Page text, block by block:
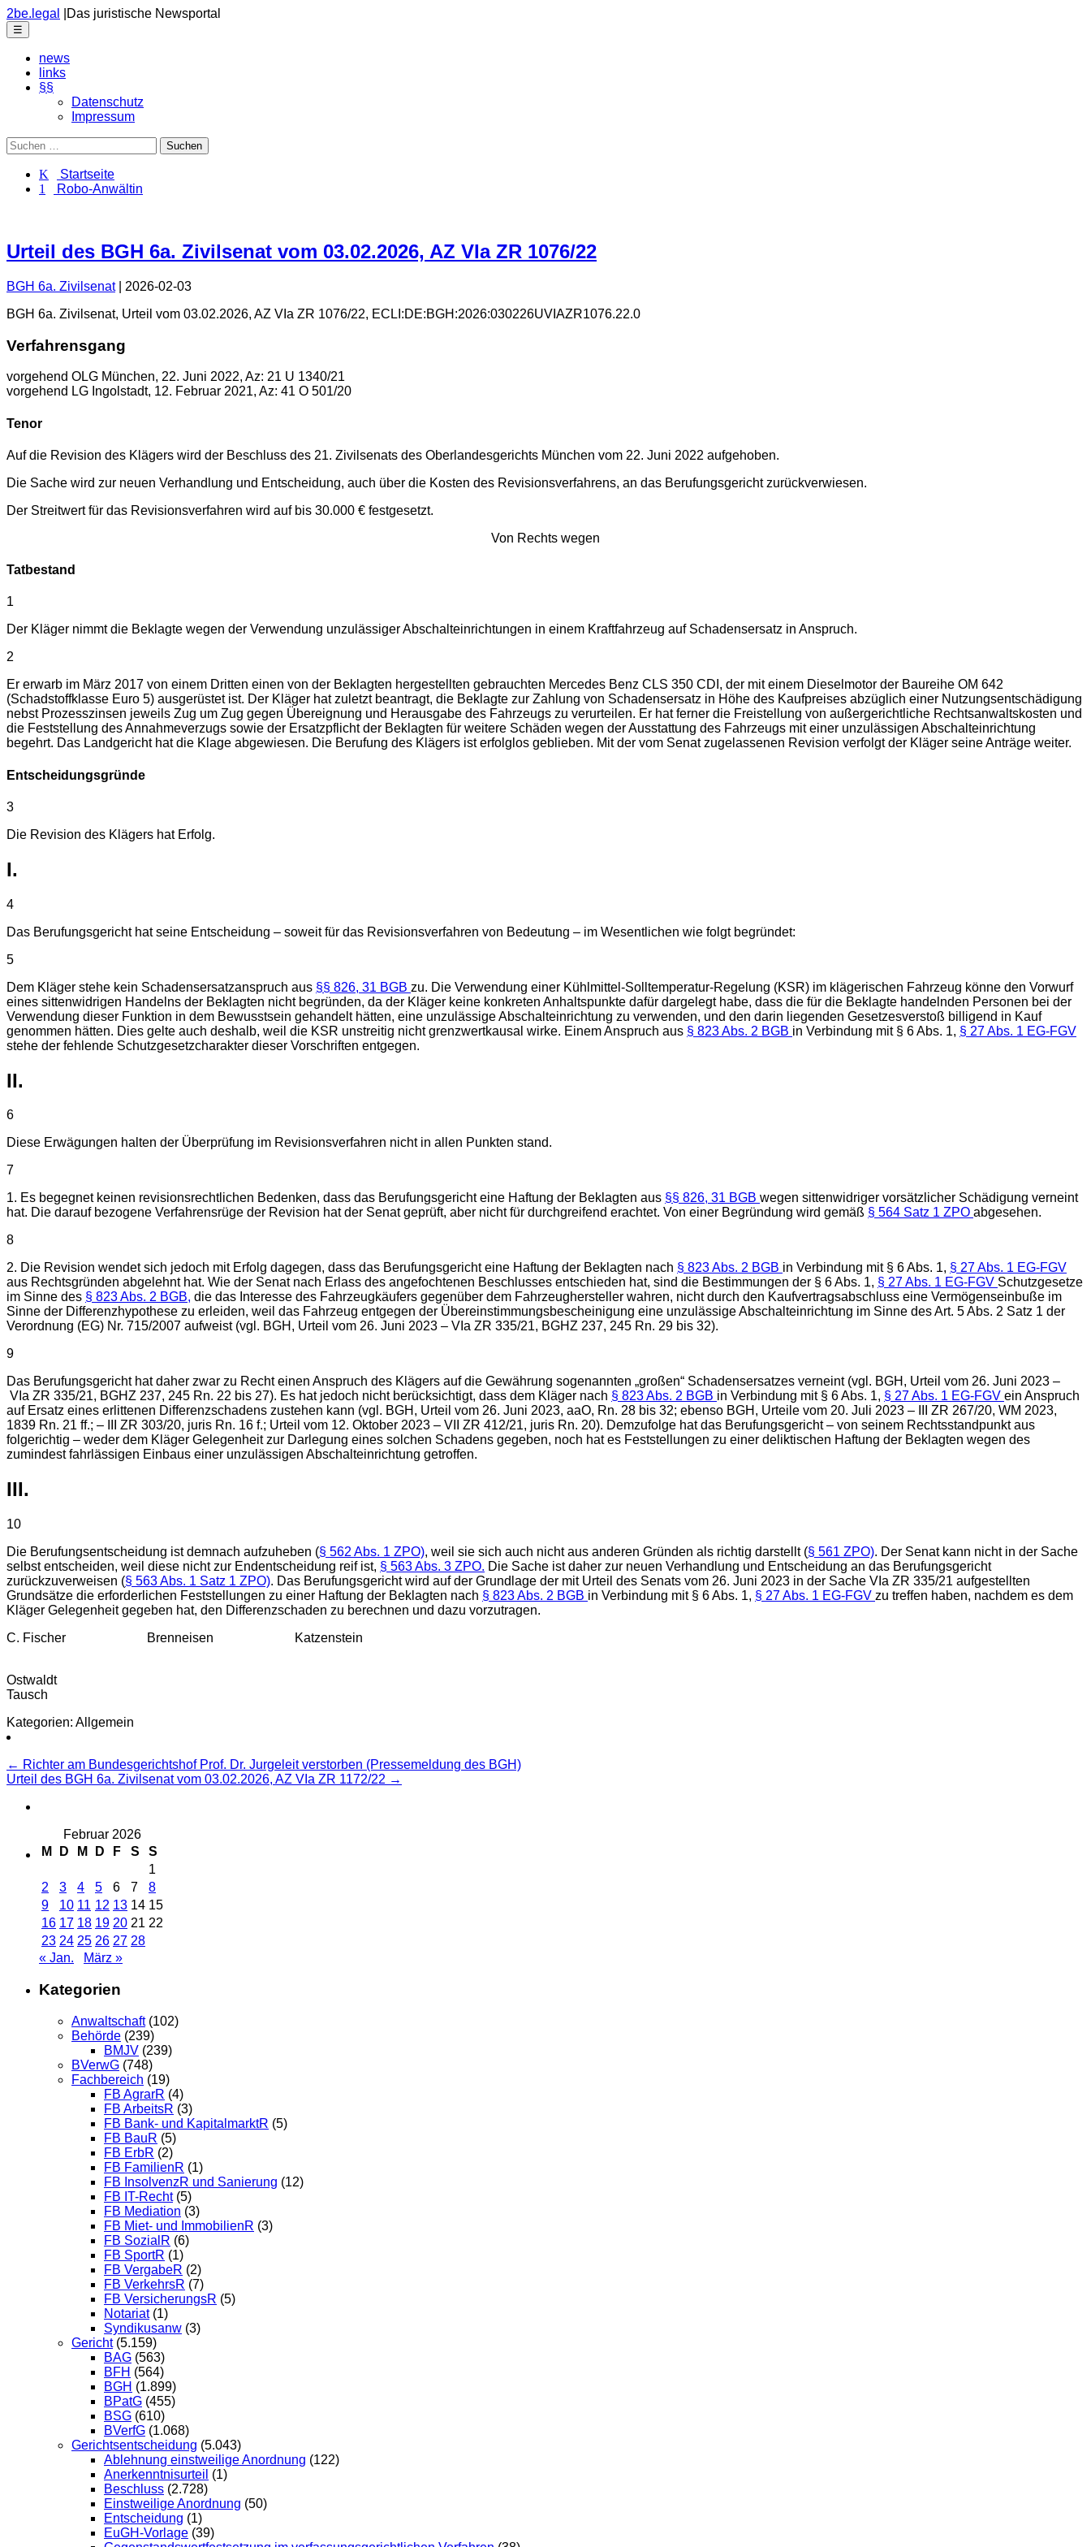
Skip
to
the
content
2be.legal Das juristische Newsportal
☰
news
links
§§
Datenschutz
Impressum
Suchen
nach:
K Startseite
1 Robo-Anwältin
Urteil des BGH 6a. Zivilsenat vom 03.02.2026, AZ VIa ZR 1076/22
BGH 6a. Zivilsenat
2026-02-03
BGH 6a. Zivilsenat, Urteil vom 03.02.2026, AZ VIa ZR 1076/22, ECLI:DE:BGH:2026:030226UVIAZR1076.22.0
Verfahrensgang
vorgehend OLG München, 22. Juni 2022, Az: 21 U 1340/21
vorgehend LG Ingolstadt, 12. Februar 2021, Az: 41 O 501/20
Tenor
Auf die Revision des Klägers wird der Beschluss des 21. Zivilsenats des Oberlandesgerichts München vom 22. Juni 2022 aufgehoben.
Die Sache wird zur neuen Verhandlung und Entscheidung, auch über die Kosten des Revisionsverfahrens, an das Berufungsgericht zurückverwiesen.
Der Streitwert für das Revisionsverfahren wird auf bis 30.000 € festgesetzt.
Von Rechts wegen
Tatbestand
1
Der Kläger nimmt die Beklagte wegen der Verwendung unzulässiger Abschalteinrichtungen in einem Kraftfahrzeug auf Schadensersatz in Anspruch.
2
Er erwarb im März 2017 von einem Dritten einen von der Beklagten hergestellten gebrauchten Mercedes Benz CLS 350 CDI, der mit einem Dieselmotor der Baureihe OM 642
(Schadstoffklasse Euro 5) ausgerüstet ist. Der Kläger hat zuletzt beantragt, die Beklagte zur Zahlung von Schadensersatz in Höhe des Kaufpreises abzüglich einer Nutzungsentschädigung
nebst Prozesszinsen jeweils Zug um Zug gegen Übereignung und Herausgabe des Fahrzeugs zu verurteilen. Er hat ferner die Freistellung von außergerichtliche Rechtsanwaltskosten und
die Feststellung des Annahmeverzugs sowie der Ersatzpflicht der Beklagten für weitere Schäden wegen der Ausstattung des Fahrzeugs mit einer unzulässigen Abschalteinrichtung
begehrt. Das Landgericht hat die Klage abgewiesen. Die Berufung des Klägers ist erfolglos geblieben. Mit der vom Senat zugelassenen Revision verfolgt der Kläger seine Anträge weiter.
Entscheidungsgründe
3
Die Revision des Klägers hat Erfolg.
I.
4
Das Berufungsgericht hat seine Entscheidung – soweit für das Revisionsverfahren von Bedeutung – im Wesentlichen wie folgt begründet:
5
Dem Kläger stehe kein Schadensersatzanspruch aus §§ 826, 31 BGB zu. Die Verwendung einer Kühlmittel-Solltemperatur-Regelung (KSR) im klägerischen Fahrzeug könne den Vorwurf
eines sittenwidrigen Handelns der Beklagten nicht begründen, da der Kläger keine konkreten Anhaltspunkte dafür dargelegt habe, dass die für die Beklagte handelnden Personen bei der
Verwendung dieser Funktion in dem Bewusstsein gehandelt hätten, eine unzulässige Abschalteinrichtung zu verwenden, und den darin liegenden Gesetzesverstoß billigend in Kauf
genommen hätten. Dies gelte auch deshalb, weil die KSR unstreitig nicht grenzwertkausal wirke. Einem Anspruch aus § 823 Abs. 2 BGB in Verbindung mit § 6 Abs. 1, § 27 Abs. 1 EG-FGV
stehe der fehlende Schutzgesetzcharakter dieser Vorschriften entgegen.
II.
6
Diese Erwägungen halten der Überprüfung im Revisionsverfahren nicht in allen Punkten stand.
7
1. Es begegnet keinen revisionsrechtlichen Bedenken, dass das Berufungsgericht eine Haftung der Beklagten aus §§ 826, 31 BGB wegen sittenwidriger vorsätzlicher Schädigung verneint
hat. Die darauf bezogene Verfahrensrüge der Revision hat der Senat geprüft, aber nicht für durchgreifend erachtet. Von einer Begründung wird gemäß § 564 Satz 1 ZPO abgesehen.
8
2. Die Revision wendet sich jedoch mit Erfolg dagegen, dass das Berufungsgericht eine Haftung der Beklagten nach § 823 Abs. 2 BGB in Verbindung mit § 6 Abs. 1, § 27 Abs. 1 EG-FGV
aus Rechtsgründen abgelehnt hat. Wie der Senat nach Erlass des angefochtenen Beschlusses entschieden hat, sind die Bestimmungen der § 6 Abs. 1, § 27 Abs. 1 EG-FGV Schutzgesetze
im Sinne des § 823 Abs. 2 BGB, die das Interesse des Fahrzeugkäufers gegenüber dem Fahrzeughersteller wahren, nicht durch den Kaufvertragsabschluss eine Vermögenseinbuße im
Sinne der Differenzhypothese zu erleiden, weil das Fahrzeug entgegen der Übereinstimmungsbescheinigung eine unzulässige Abschalteinrichtung im Sinne des Art. 5 Abs. 2 Satz 1 der
Verordnung (EG) Nr. 715/2007 aufweist (vgl. BGH, Urteil vom 26. Juni 2023 – VIa ZR 335/21, BGHZ 237, 245 Rn. 29 bis 32).
9
Das Berufungsgericht hat daher zwar zu Recht einen Anspruch des Klägers auf die Gewährung sogenannten „großen“ Schadensersatzes verneint (vgl. BGH, Urteil vom 26. Juni 2023 –
VIa ZR 335/21, BGHZ 237, 245 Rn. 22 bis 27). Es hat jedoch nicht berücksichtigt, dass dem Kläger nach § 823 Abs. 2 BGB in Verbindung mit § 6 Abs. 1, § 27 Abs. 1 EG-FGV ein Anspruch
auf Ersatz eines erlittenen Differenzschadens zustehen kann (vgl. BGH, Urteil vom 26. Juni 2023, aaO, Rn. 28 bis 32; ebenso BGH, Urteile vom 20. Juli 2023 – III ZR 267/20, WM 2023,
1839 Rn. 21 ff.; – III ZR 303/20, juris Rn. 16 f.; Urteil vom 12. Oktober 2023 – VII ZR 412/21, juris Rn. 20). Demzufolge hat das Berufungsgericht – von seinem Rechtsstandpunkt aus
folgerichtig – weder dem Kläger Gelegenheit zur Darlegung eines solchen Schadens gegeben, noch hat es Feststellungen zu einer deliktischen Haftung der Beklagten wegen des
zumindest fahrlässigen Einbaus einer unzulässigen Abschalteinrichtung getroffen.
III.
10
Die Berufungsentscheidung ist demnach aufzuheben (§ 562 Abs. 1 ZPO), weil sie sich auch nicht aus anderen Gründen als richtig darstellt (§ 561 ZPO). Der Senat kann nicht in der Sache
selbst entscheiden, weil diese nicht zur Endentscheidung reif ist, § 563 Abs. 3 ZPO. Die Sache ist daher zur neuen Verhandlung und Entscheidung an das Berufungsgericht
zurückzuverweisen (§ 563 Abs. 1 Satz 1 ZPO). Das Berufungsgericht wird auf der Grundlage der mit Urteil des Senats vom 26. Juni 2023 in der Sache VIa ZR 335/21 aufgestellten
Grundsätze die erforderlichen Feststellungen zu einer Haftung der Beklagten nach § 823 Abs. 2 BGB in Verbindung mit § 6 Abs. 1, § 27 Abs. 1 EG-FGV zu treffen haben, nachdem es dem
Kläger Gelegenheit gegeben hat, den Differenzschaden zu berechnen und dazu vorzutragen.
C. Fischer Brenneisen Katzenstein
Ostwaldt
Tausch
Kategorien: Allgemein
Beitragsnavigation
← Richter am Bundesgerichtshof Prof. Dr. Jurgeleit verstorben (Pressemeldung des BGH)
Urteil des BGH 6a. Zivilsenat vom 03.02.2026, AZ VIa ZR 1172/22 →
Februar 2026
M
D M D F S
S
1
2
3 4 5 6 7
8
9
10 11 12 13 14 15
16 17 18 19 20 21 22
23 24 25 26 27 28
« Jan.
März »
Kategorien
Anwaltschaft(102)
Behörde (239)
BMJV (239)
BVerwG (748)
Fachbereich (19)
FB AgrarR (4)
FB ArbeitsR (3)
FB Bank- und KapitalmarktR (5)
FB BauR (5)
FB ErbR (2)
FB FamilienR (1)
FB InsolvenzR und Sanierung (12)
FB IT-Recht(5)
FB Mediation (3)
FB Miet- und ImmobilienR (3)
FB SozialR (6)
FB SportR (1)
FB VergabeR (2)
FB VerkehrsR (7)
FB VersicherungsR (5)
Notariat(1)
Syndikusanw (3)
Gericht(5.159)
BAG (563)
BFH (564)
BGH (1.899)
BPatG (455)
BSG (610)
BVerfG (1.068)
Gerichtsentscheidung (5.043)
Ablehnung einstweilige Anordnung (122)
Anerkenntnisurteil (1)
Beschluss (2.728)
Einstweilige Anordnung (50)
Entscheidung (1)
EuGH-Vorlage (39)